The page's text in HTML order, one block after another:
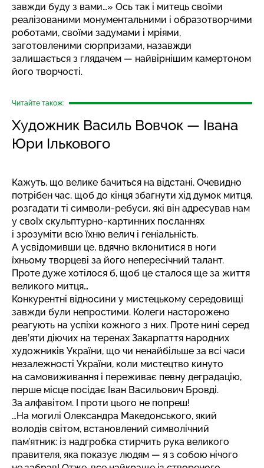
завжди буду з вами…» Ось так і митець своїми
реалізованими монументальними і образотворчими
роботами, своїми задумами і мріями,
заготовленими сюрпризами, назавжди
залишається з глядачем — найвірнішим камертоном
його творчості.
Читайте також:
Художник Василь Вовчок — Івана
Юри Ількового
Кажуть, що велике бачиться на відстані. Очевидно
потрібен час, щоб до кінця збагнути хід думок митця,
розгадати ті символи-ребуси, які він адресував нам
у своїх скульптурно-картинних посланнях
і зрозуміти всю їхню велич і геніальність.
А усвідомивши це, вдячно вклонитися в ноги
їхньому творцеві за його непересічний талант.
Проте дуже хотілося б, щоб це сталося ще за життя
великого митця…
Конкурентні відносини у мистецькому середовищі
завжди були непростими. Колеги насторожено
реагують на успіхи кожного з них. Проте нині серед
дев’яти діючих на теренах Закарпаття народних
художників України, що чи ненайбільше за всі часи
незалежності України, коли мистецтво кинуто
на самовиживання і переживає певну деградацію,
перше місце посідає Іван Васильович Бровді.
За алфавітом. І проти цього не попреш!
…На могилі Олександра Македонського, який
володів світом, встановлений символічний
пам’ятник: із надгробка стирчить рука великого
правителя, яка показує людям — я з собою нічого